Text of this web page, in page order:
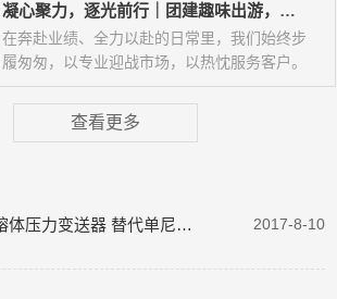
营...
凝心聚力，逐光前行｜团建趣味出游，不负时光不负韶华
在奔赴业绩、全力以赴的日常里，我们始终步
履匆匆，以专业迎战市场，以热忱服务客户。
近日，销售部全体家人暂别忙碌工位，奔赴山
野与美好，开启了一场轻松治愈、活力满满
查看更多
高精度型高温熔体压力变送器 替代单尼斯科Dynisco 2017-8-10